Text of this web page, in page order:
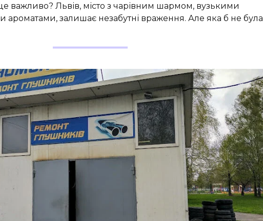
важливо? Львів, місто з чарівним шармом, вузькими
залишає незабутні враження. Але яка б не була